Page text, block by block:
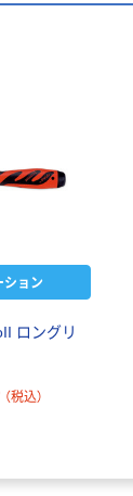
ション
ロングリ
（税込）